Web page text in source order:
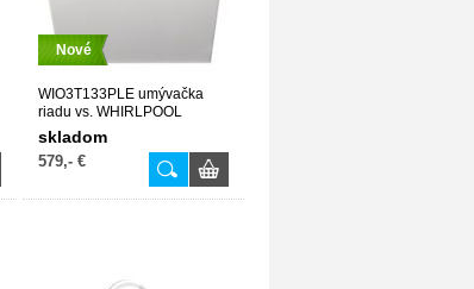
Nové
WIO3T133PLE umývačka
riadu vs. WHIRLPOOL
skladom
579,- €